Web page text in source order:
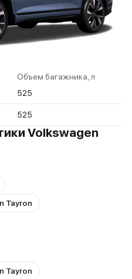
Объем багажника, л
525
525
Volkswagen
Tayron
Tayron